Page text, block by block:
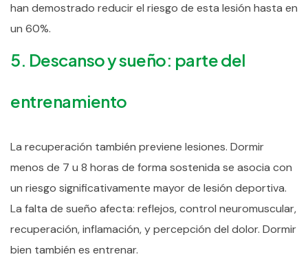
han demostrado reducir el riesgo de esta lesión hasta en
un 60%.
5. Descanso y sueño: parte del
entrenamiento
La recuperación también previene lesiones. Dormir
menos de 7 u 8 horas de forma sostenida se asocia con
un riesgo significativamente mayor de lesión deportiva.
La falta de sueño afecta: reflejos, control neuromuscular,
recuperación, inflamación, y percepción del dolor. Dormir
bien también es entrenar.